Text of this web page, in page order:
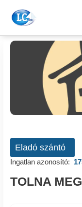
Eladó szántó
Ingatlan azonosító:
TOLNA